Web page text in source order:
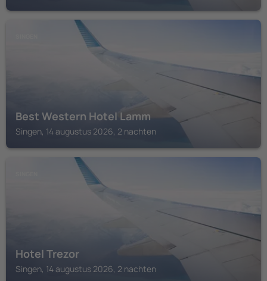
Best Western Hotel Lamm
Singen, 14 augustus 2026, 2 nachten
Hotel Trezor
Singen, 14 augustus 2026, 2 nachten